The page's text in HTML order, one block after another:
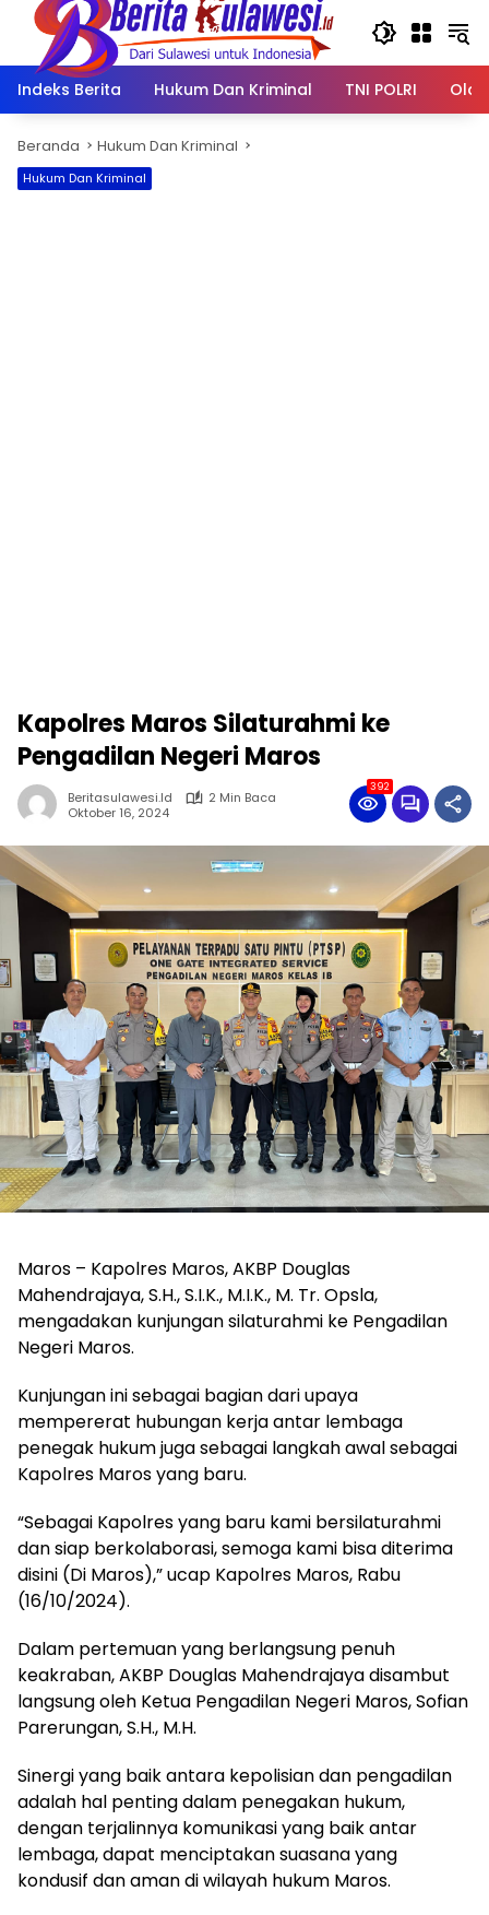
Langsung
konten
Indeks Berita
Hukum Dan Kriminal TNI POLRI
Beranda Hukum Dan Kriminal
Hukum Dan Kriminal
Kapolres Maros Silaturahmi ke
Pengadilan Negeri Maros
Beritasulawesi.id
2 Min Baca
Oktober 16, 2024
392
Maros – Kapolres Maros, AKBP Douglas
Mahendrajaya, S.H., S.I.K., M.I.K., M. Tr. Opsla,
mengadakan kunjungan silaturahmi ke Pengadilan
Negeri Maros.
Kunjungan ini sebagai bagian dari upaya
mempererat hubungan kerja antar lembaga
penegak hukum juga sebagai langkah awal sebagai
Kapolres Maros yang baru.
“Sebagai Kapolres yang baru kami bersilaturahmi
dan siap berkolaborasi, semoga kami bisa diterima
disini (Di Maros),” ucap Kapolres Maros, Rabu
(16/10/2024).
Dalam pertemuan yang berlangsung penuh
keakraban, AKBP Douglas Mahendrajaya disambut
langsung oleh Ketua Pengadilan Negeri Maros, Sofian
Parerungan, S.H., M.H.
Sinergi yang baik antara kepolisian dan pengadilan
adalah hal penting dalam penegakan hukum,
dengan terjalinnya komunikasi yang baik antar
lembaga, dapat menciptakan suasana yang
kondusif dan aman di wilayah hukum Maros.